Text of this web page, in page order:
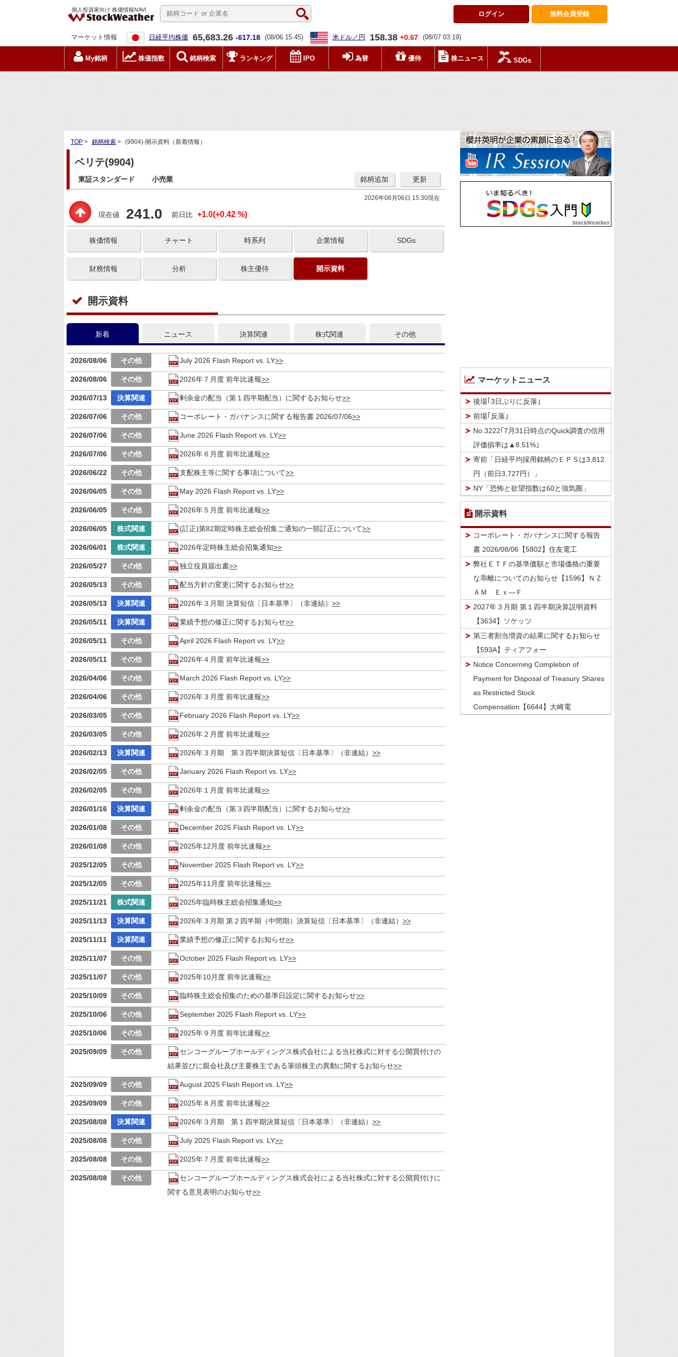
個人投資家向け 株価情報NAVI
無料会員登録
ログイン
マーケット情報 日経平均株価 65,683.26 -617.18 (08/06 15:45) 米ドル／円 158.38 +0.67 (08/07 03:19)
My銘柄 株価指数 銘柄検索 ランキング IPO 為替 優待 株ニュース SDGs
TOP > 銘柄検索 > (9904)-開示資料（新着情報）
ベリテ(9904)
東証スタンダード 小売業 更新
銘柄追加
2026年08月06日 15:30現在
現在値 241.0 前日比 +1.0(+0.42 %)
株価情報 チャート 時系列 企業情報 SDGs
財務情報 分析 株主優待 開示資料
開示資料
新着 ニュース 決算関連 株式関連 その他
2026/08/06 July 2026 Flash Report vs. LY
2026/08/06 2026年７月度 前年比速報
2026/07/13 剰余金の配当（第１四半期配当）に関するお知らせ
2026/07/06 コーポレート・ガバナンスに関する報告書 2026/07/06
2026/07/06 June 2026 Flash Report vs. LY
2026/07/06 2026年６月度 前年比速報
2026/06/22 支配株主等に関する事項について
2026/06/05 May 2026 Flash Report vs. LY
2026/06/05 2026年５月度 前年比速報
2026/06/05 (訂正)第82期定時株主総会招集ご通知の一部訂正について
2026/06/01 2026年定時株主総会招集通知
2026/05/27 独立役員届出書
2026/05/13 配当方針の変更に関するお知らせ
2026/05/13 2026年３月期 決算短信〔日本基準〕（非連結）
2026/05/11 業績予想の修正に関するお知らせ
2026/05/11 April 2026 Flash Report vs. LY
2026/05/11 2026年４月度 前年比速報
2026/04/06 March 2026 Flash Report vs. LY
2026/04/06 2026年３月度 前年比速報
2026/03/05 February 2026 Flash Report vs. LY
2026/03/05 2026年２月度 前年比速報
2026/02/13 2026年３月期 第３四半期決算短信〔日本基準〕（非連結）
2026/02/05 January 2026 Flash Report vs. LY
2026/02/05 2026年１月度 前年比速報
2026/01/16 剰余金の配当（第３四半期配当）に関するお知らせ
2026/01/08 December 2025 Flash Report vs. LY
2026/01/08 2025年12月度 前年比速報
2025/12/05 November 2025 Flash Report vs. LY
2025/12/05 2025年11月度 前年比速報
2025/11/21 2025年臨時株主総会招集通知
2025/11/13 2026年３月期 第２四半期（中間期）決算短信〔日本基準〕（非連結）
2025/11/11 業績予想の修正に関するお知らせ
2025/11/07 October 2025 Flash Report vs. LY
2025/11/07 2025年10月度 前年比速報
2025/10/09 臨時株主総会招集のための基準日設定に関するお知らせ
2025/10/06 September 2025 Flash Report vs. LY
2025/10/06 2025年９月度 前年比速報
2025/09/09
センコーグループホールディングス株式会社による当社株式に対する公開買付けの
結果並びに親会社及び主要株主である筆頭株主の異動に関するお知らせ
2025/09/09 August 2025 Flash Report vs. LY
2025/09/09 2025年８月度 前年比速報
2025/08/08 2026年３月期 第１四半期決算短信〔日本基準〕（非連結）
2025/08/08 July 2025 Flash Report vs. LY
2025/08/08 2025年７月度 前年比速報
2025/08/08
センコーグループホールディングス株式会社による当社株式に対する公開買付けに
関する意見表明のお知らせ
マーケットニュース
後場｢3日ぶりに反落｣
前場｢反落｣
No.3222｢7月31日時点のQuick調査の信用
評価損率は▲8.51%｣
寄前「日経平均採用銘柄のＥＰＳは3,812
円（前日3,727円）」
NY「恐怖と欲望指数は60と強気圏」
開示資料
コーポレート・ガバナンスに関する報告
書 2026/08/06【5802】住友電工
弊社ＥＴＦの基準価額と市場価格の重要
な乖離についてのお知らせ【1596】ＮＺ
ＡＭ Ｅｘ―Ｆ
2027年３月期 第１四半期決算説明資料
【3634】ソケッツ
第三者割当増資の結果に関するお知らせ
【593A】ティアフォー
Notice Concerning Completion of
Payment for Disposal of Treasury Shares
as Restricted Stock
Compensation【6644】大崎電